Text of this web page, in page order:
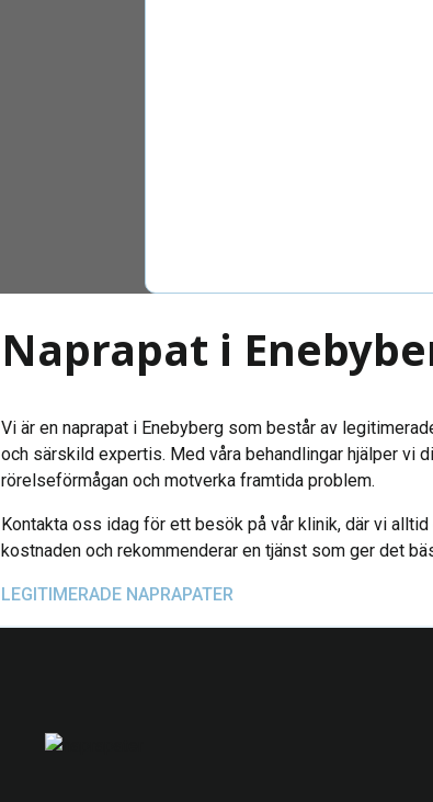
Naprapat i
Vi är en naprapat i Enebyberg som består av
och särskild expertis. Med våra behandlingar hjälper vi
rörelseförmågan och motverka framtida problem.
Kontakta oss idag för ett besök på vår klinik, där vi
kostnaden och rekommenderar en tjänst som ger det
LEGITIMERADE NAPRAPATER